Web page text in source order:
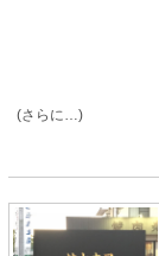
(さらに…)